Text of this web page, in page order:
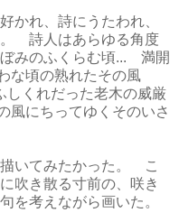
かれ、詩にうたわれ、
。 詩人はあらゆる角度
みのふくらむ頃... 満開
な頃の熟れたその風
くれだった老木の威厳
にちってゆくそのいさ
いてみたかった。 こ
吹き散る寸前の、咲き
考えながら画いた。